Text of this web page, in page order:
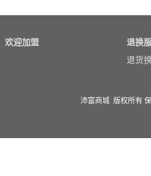
欢迎加盟
退换
退货
沛富商城 版权所有